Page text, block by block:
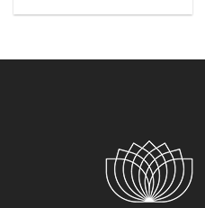
useampi
valinnat
tuotteen
sivulla.